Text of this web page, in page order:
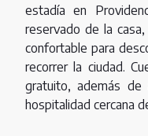
estadía en
reservado de la
confortable para
recorrer la ciudad.
gratuito, además de
hospitalidad cercana